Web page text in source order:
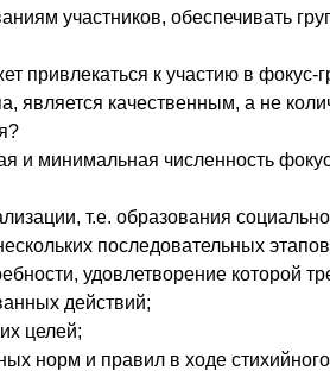
участников, обеспечивать
привлекаться к участию в фокус-
является качественным, а не
и минимальная численность
т.е. образования
последовательных
удовлетворение которой
действий;
целей;
норм и правил в ходе стихийного